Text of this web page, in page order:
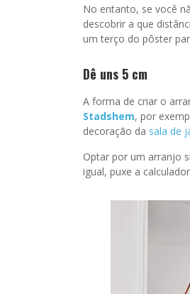
No entanto, se você
descobrir a que
um terço do pôster
Dê uns 5 cm
A forma de criar o
Stadshem, por
decoração da sala de
Optar por um arranjo
igual, puxe a